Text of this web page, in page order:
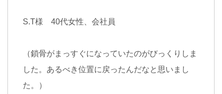
S.T様 40代女性、会社員
（鎖骨がまっすぐになっていたのがびっくりしま
した。あるべき位置に戻ったんだなと思いまし
た。）